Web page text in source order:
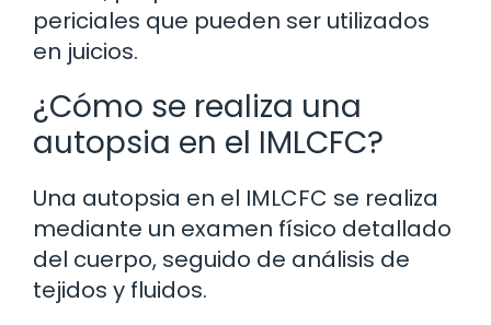
periciales que pueden ser utilizados
en juicios.
¿Cómo se realiza una
autopsia en el IMLCFC?
Una autopsia en el IMLCFC se realiza
mediante un examen físico detallado
del cuerpo, seguido de análisis de
tejidos y fluidos.